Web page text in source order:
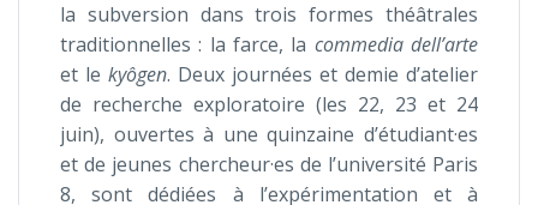
la subversion dans trois formes théâtrales
traditionnelles : la farce, la commedia dell’arte
et le kyôgen. Deux journées et demie d’atelier
de recherche exploratoire (les 22, 23 et 24
juin), ouvertes à une quinzaine d’étudiant·es
et de jeunes chercheur·es de l’université Paris
8, sont dédiées à l’expérimentation et à